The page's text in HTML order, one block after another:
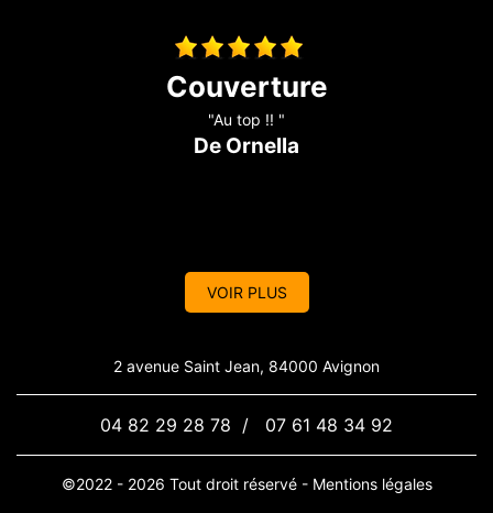
Travaux de couverture
"Au top !! "
De Ornella
VOIR PLUS
2 avenue Saint Jean, 84000 Avignon
04 82 29 28 78 / 07 61 48 34 92
©2022 - 2026 Tout droit réservé - Mentions légales